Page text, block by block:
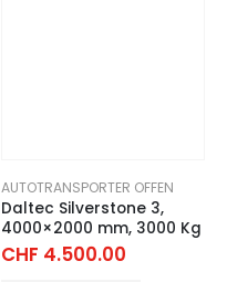
AUTOTRANSPORTER OFFEN
Daltec Silverstone 3,
4000×2000 mm, 3000 Kg
CHF 4.500.00